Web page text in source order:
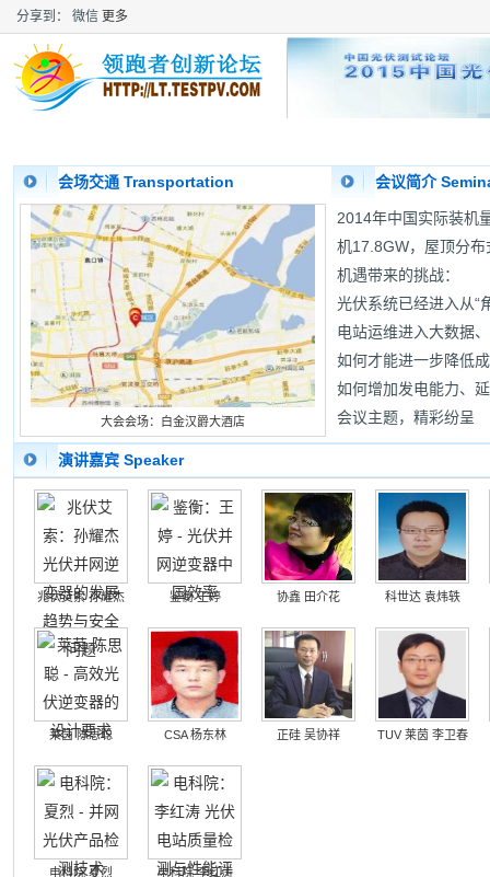
分享到： 微信 更多
会场交通 Transportation 会议简介
大会会场：白金汉爵大酒店
2014年中国实际装机
机17.8GW，屋顶分
机遇带来的挑战：
光伏系统已经进入从“
电站运维进入大数据
如何才能进一步降低
如何增加发电能力、
会议主题，精彩纷呈
演讲嘉宾 Speaker
兆伏艾索 孙耀杰 鉴衡 王婷 协鑫 田介花 科世达 袁炜轶
莱茵 陈思聪 CSA 杨东林 正硅 吴协祥 TUV 莱茵 李卫春
电科院 夏烈 电科院 李红涛